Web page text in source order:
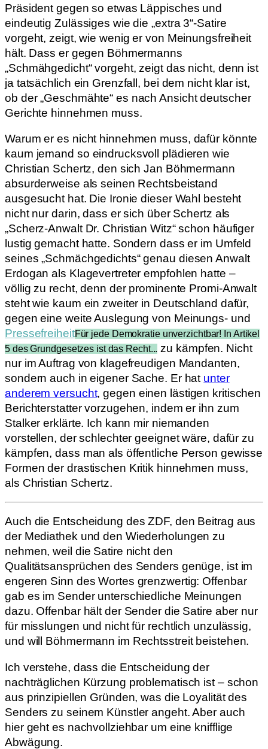
Präsident gegen so etwas Läppisches und
eindeutig Zulässiges wie die „extra 3“-Satire
vorgeht, zeigt, wie wenig er von Meinungsfreiheit
hält. Dass er gegen Böhmermanns
„Schmähgedicht“ vorgeht, zeigt das nicht, denn ist
ja tatsächlich ein Grenzfall, bei dem nicht klar ist,
ob der „Geschmähte“ es nach Ansicht deutscher
Gerichte hinnehmen muss.
Warum er es nicht hinnehmen muss, dafür könnte
kaum jemand so eindrucksvoll plädieren wie
Christian Schertz, den sich Jan Böhmermann
absurderweise als seinen Rechtsbeistand
ausgesucht hat. Die Ironie dieser Wahl besteht
nicht nur darin, dass er sich über Schertz als
„Scherz-Anwalt Dr. Christian Witz“ schon häufiger
lustig gemacht hatte. Sondern dass er im Umfeld
seines „Schmächgedichts“ genau diesen Anwalt
Erdogan als Klagevertreter empfohlen hatte –
völlig zu recht, denn der prominente Promi-Anwalt
steht wie kaum ein zweiter in Deutschland dafür,
gegen eine weite Auslegung von Meinungs- und
PressefreiheitFür jede Demokratie unverzichtbar! In Artikel
5 des Grundgesetzes ist das Recht... zu kämpfen. Nicht
nur im Auftrag von klagefreudigen Mandanten,
sondern auch in eigener Sache. Er hat unter
anderem versucht, gegen einen lästigen kritischen
Berichterstatter vorzugehen, indem er ihn zum
Stalker erklärte. Ich kann mir niemanden
vorstellen, der schlechter geeignet wäre, dafür zu
kämpfen, dass man als öffentliche Person gewisse
Formen der drastischen Kritik hinnehmen muss,
als Christian Schertz.
Auch die Entscheidung des ZDF, den Beitrag aus
der Mediathek und den Wiederholungen zu
nehmen, weil die Satire nicht den
Qualitätsansprüchen des Senders genüge, ist im
engeren Sinn des Wortes grenzwertig: Offenbar
gab es im Sender unterschiedliche Meinungen
dazu. Offenbar hält der Sender die Satire aber nur
für misslungen und nicht für rechtlich unzulässig,
und will Böhmermann im Rechtsstreit beistehen.
Ich verstehe, dass die Entscheidung der
nachträglichen Kürzung problematisch ist – schon
aus prinzipiellen Gründen, was die Loyalität des
Senders zu seinem Künstler angeht. Aber auch
hier geht es nachvollziehbar um eine knifflige
Abwägung.